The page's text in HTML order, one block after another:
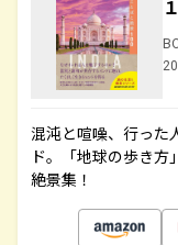
混沌と喧噪、行った
ド。「地球の歩き
絶景集！